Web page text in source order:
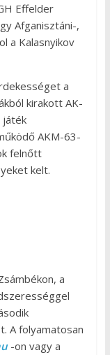
Effelder
Afganisztáni-,
a Kalasnyikov
a
kirakott AK-
játék
AKM-63-
felnőtt
kelt.
a
A folyamatosan
-on vagy a